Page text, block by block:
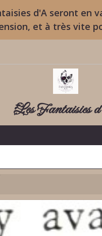
d'A seront
et à très vite
Les Fantaisies